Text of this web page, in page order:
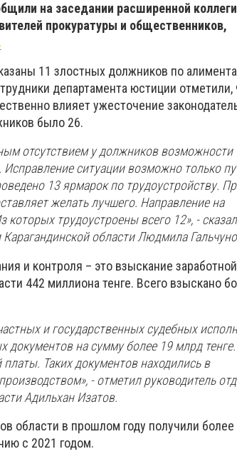
на заседании расширенной
прокуратуры и общественников,
11 злостных должников по
департамента юстиции отметили,
влияет ужесточение
было 26.
отсутствием у должников возможности
ситуации возможно только
13 ярмарок по трудоустройству.
желать лучшего. Направление на
трудоустроены всего 12», -
области Людмила
и контроля – это взыскание
442 миллиона тенге. Всего взыскано
и государственных судебных
документов на сумму более 19 млрд
Таких документов находились в
- отметил руководитель
Адильхан Изатов.
области в прошлом году получили более
с 2021 годом.